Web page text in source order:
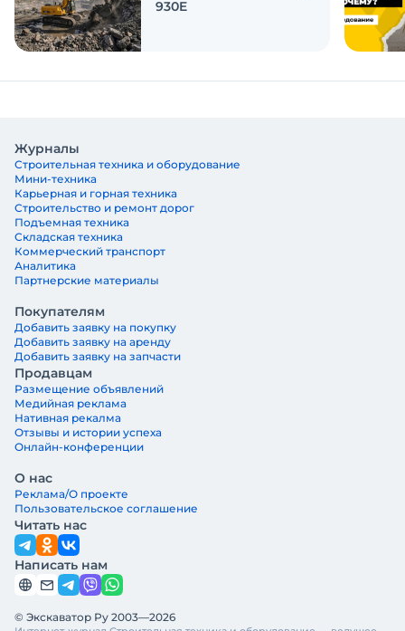
930E
Журналы
Строительная техника и оборудование
Мини-техника
Карьерная и горная техника
Строительство и ремонт дорог
Подъемная техника
Складская техника
Коммерческий транспорт
Аналитика
Партнерские материалы
Покупателям
Добавить заявку на покупку
Добавить заявку на аренду
Добавить заявку на запчасти
Продавцам
Размещение объявлений
Медийная реклама
Нативная рекалма
Отзывы и истории успеха
Онлайн-конференции
О нас
Реклама/О проекте
Пользовательское соглашение
Читать нас
Написать нам
© Экскаватор Ру 2003—2026